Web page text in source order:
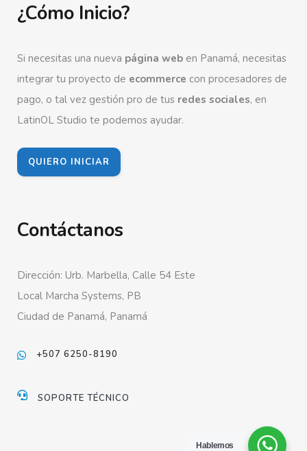
¿Cómo Inicio?
Si necesitas una nueva página web en Panamá, necesitas
integrar tu proyecto de ecommerce con procesadores de
pago, o tal vez gestión pro de tus redes sociales, en
LatinOL Studio te podemos ayudar.
QUIERO INICIAR
Contáctanos
Dirección: Urb. Marbella, Calle 54 Este
Local Marcha Systems, PB
Ciudad de Panamá, Panamá
+507 6250-8190
SOPORTE TÉCNICO
Hablemos